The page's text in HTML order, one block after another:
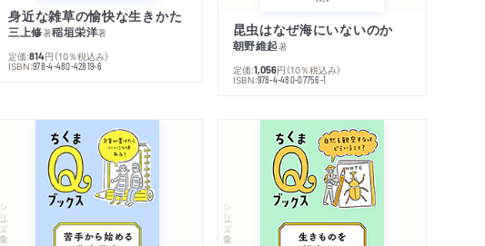
身近な雑草の愉快な生きかた
三上修著稲垣栄洋著
定価:814円 （10％税込み）
ISBN:978-4-480-42819-6
昆虫はなぜ海にいないのか
朝野維起著
定価:1,056円 （10％税込み）
ISBN:978-4-480-07756-1
シリーズ・全集 シリーズ・全集